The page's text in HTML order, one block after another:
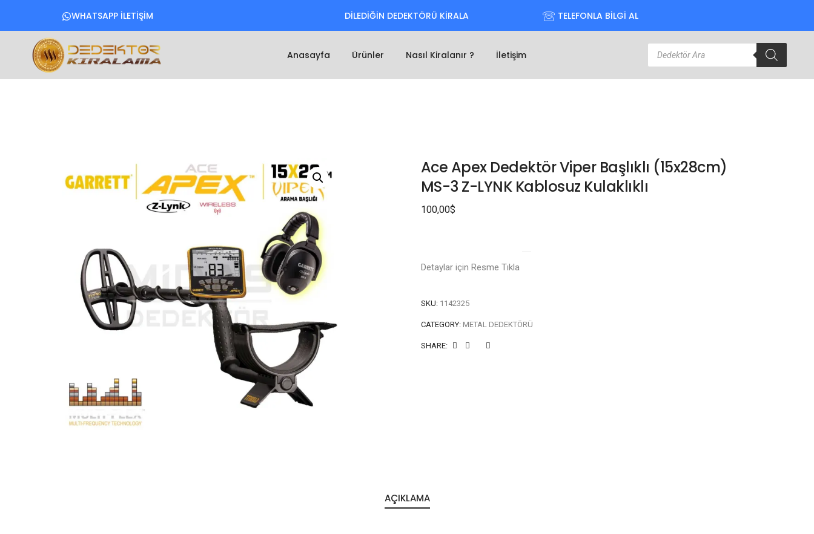
WHATSAPP İLETİŞİM DİLEDİĞİN DEDEKTÖRÜ KİRALA TELEFONLA BİLGİ AL
Anasayfa Ürünler Nasıl Kiralanır ? İletişim
Ace Apex Dedektör Viper Başlıklı (15x28cm)
MS-3 Z-LYNK Kablosuz Kulaklıklı
100,00$
Detaylar için Resme Tıkla
SKU: 1142325
CATEGORY: METAL DEDEKTÖRÜ
SHARE:
AÇIKLAMA